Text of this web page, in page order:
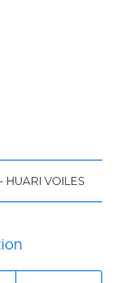
HUARI VOILES